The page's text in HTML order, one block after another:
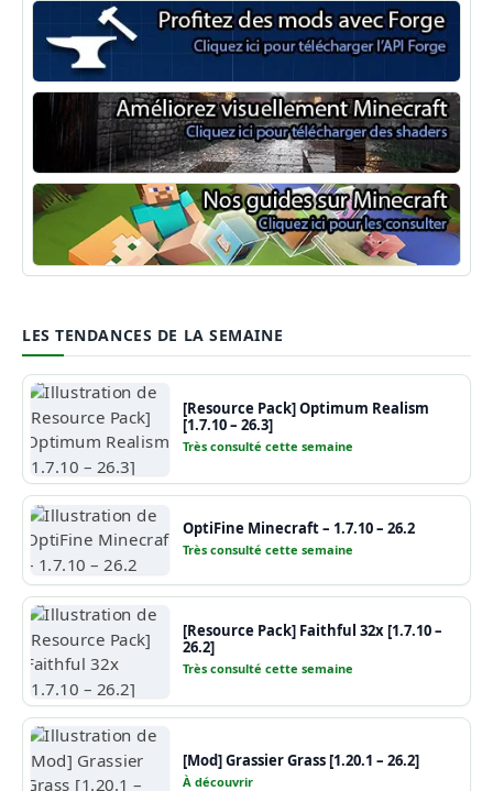
Minecraft Forge
Shaders Minecraft
Guide Minecraft
LES TENDANCES DE LA SEMAINE
[Resource Pack] Optimum Realism
[1.7.10 – 26.3]
Très consulté cette semaine
OptiFine Minecraft – 1.7.10 – 26.2
Très consulté cette semaine
[Resource Pack] Faithful 32x [1.7.10 –
26.2]
Très consulté cette semaine
[Mod] Grassier Grass [1.20.1 – 26.2]
À découvrir